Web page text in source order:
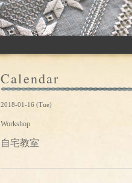
Calendar
2018-01-16 (Tue)
Workshop
自宅教室